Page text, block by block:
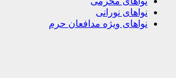
نواهای نورانی
نواهای ویژه مدافعان حرم